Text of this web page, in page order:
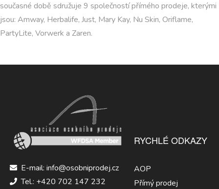
současné době sdružuje 9 společností přímého prodeje, kterými
jsou: Amway, Herbalife, Just, Mary Kay, Nu Skin, Oriflame,
PartyLite, Vorwerk a Zaren.
E-mail: info@osobniprodej.cz
Tel.: +420 702 147 232
RYCHLÉ ODKAZY
AOP
Přímý prodej